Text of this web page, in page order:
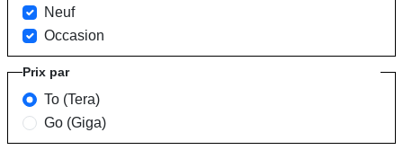
Neuf
Occasion
Prix par
To (Tera)
Go (Giga)